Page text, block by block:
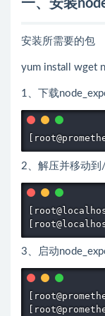
一、安装
安装所需要的包
yum install wget
1、下载
2、解压并移动
3、启动